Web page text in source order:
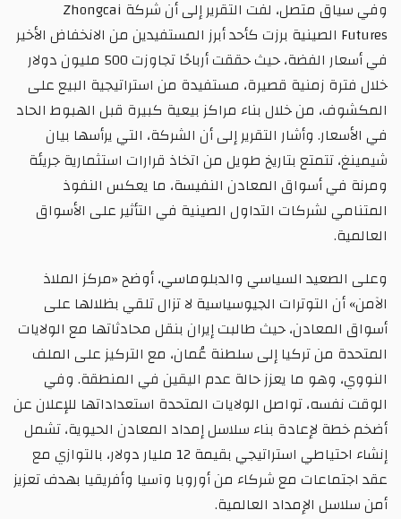
وفي سياق متصل، لفت التقرير إلى أن شركة Zhongcai
Futures الصينية برزت كأحد أبرز المستفيدين من الانخفاض الأخير
في أسعار الفضة، حيث حققت أرباحًا تجاوزت 500 مليون دولار
خلال فترة زمنية قصيرة، مستفيدة من استراتيجية البيع على
المكشوف، من خلال بناء مراكز بيعية كبيرة قبل الهبوط الحاد
في الأسعار. وأشار التقرير إلى أن الشركة، التي يرأسها بيان
شيمينغ، تتمتع بتاريخ طويل من اتخاذ قرارات استثمارية جريئة
ومرنة في أسواق المعادن النفيسة، ما يعكس النفوذ
المتنامي لشركات التداول الصينية في التأثير على الأسواق
العالمية.
وعلى الصعيد السياسي والدبلوماسي، أوضح «مركز الملاذ
الآمن» أن التوترات الجيوسياسية لا تزال تلقي بظلالها على
أسواق المعادن، حيث طالبت إيران بنقل محادثاتها مع الولايات
المتحدة من تركيا إلى سلطنة عُمان، مع التركيز على الملف
النووي، وهو ما يعزز حالة عدم اليقين في المنطقة. وفي
الوقت نفسه، تواصل الولايات المتحدة استعداداتها للإعلان عن
أضخم خطة لإعادة بناء سلاسل إمداد المعادن الحيوية، تشمل
إنشاء احتياطي استراتيجي بقيمة 12 مليار دولار، بالتوازي مع
عقد اجتماعات مع شركاء من أوروبا وآسيا وأفريقيا بهدف تعزيز
أمن سلاسل الإمداد العالمية.